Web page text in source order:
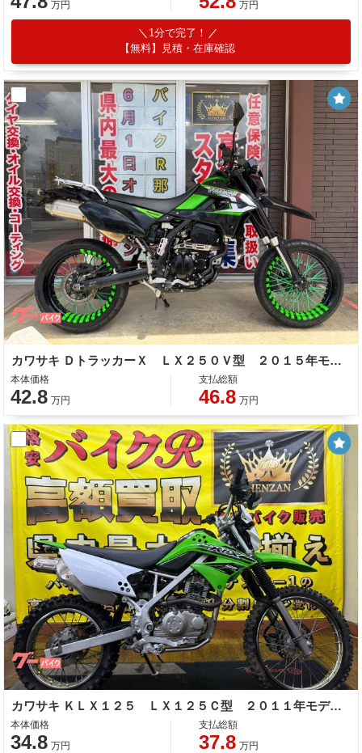
万円 万円
1分で完了！
【無料】見積・在庫確認
カワサキ ＤトラッカーＸ ＬＸ２５０Ｖ型 ２０１５年モデル インジェクション リアキャリア フェンダーレス バーエンド ハンドル バーエンド
本体価格
42.8 万円
支払総額
46.8 万円
カワサキ ＫＬＸ１２５ ＬＸ１２５Ｃ型 ２０１１年モデル 社外エキパイ 社外テールランプ 社外スプロケット
本体価格
34.8 万円
支払総額
37.8 万円